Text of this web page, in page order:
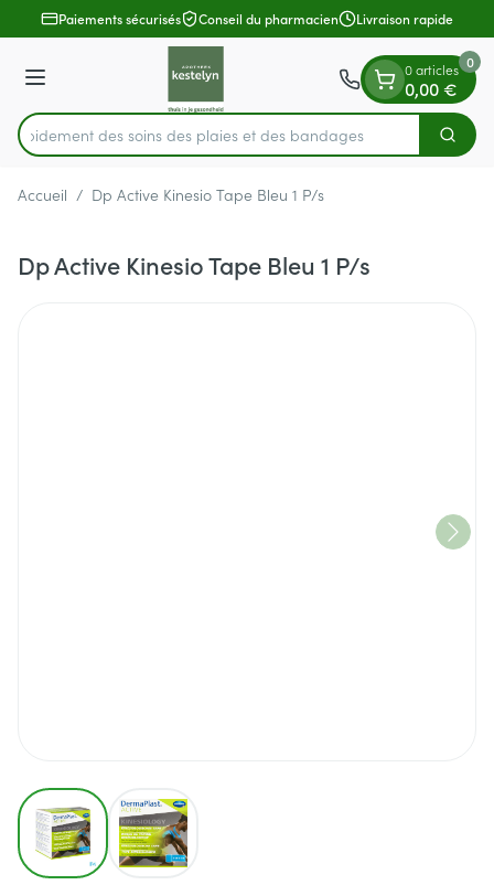
Aller au contenu
1 de 1
Paiements sécurisés Conseil du pharmacien Livraison rapide
Menu
Rechercher
rapidement des soins des plaies et des bandages
0 articles
0,00 €
0
Accueil / Dp Active Kinesio Tape Bleu 1 P/s
Dp Active Kinesio Tape Bleu 1 P/s
View larger imageView larger image